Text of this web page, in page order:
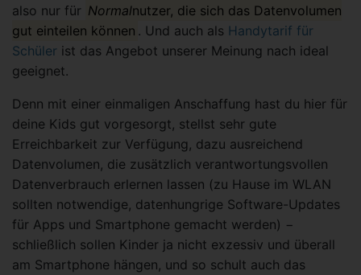
also nur für Normalnutzer, die sich das Datenvolumen
gut einteilen können . Und auch als Handytarif für
Schüler ist das Angebot unserer Meinung nach ideal
geeignet.
Denn mit einer einmaligen Anschaffung hast du hier für
deine Kids gut vorgesorgt, stellst sehr gute
Erreichbarkeit zur Verfügung, dazu ausreichend
Datenvolumen, die zusätzlich verantwortungsvollen
Datenverbrauch erlernen lassen (zu Hause im WLAN
sollten notwendige, datenhungrige Software-Updates
für Apps und Smartphone gemacht werden) −
schließlich sollen Kinder ja nicht exzessiv und überall
am Smartphone hängen, und so schult auch das